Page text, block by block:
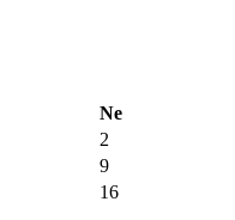
Ne
2
9
16